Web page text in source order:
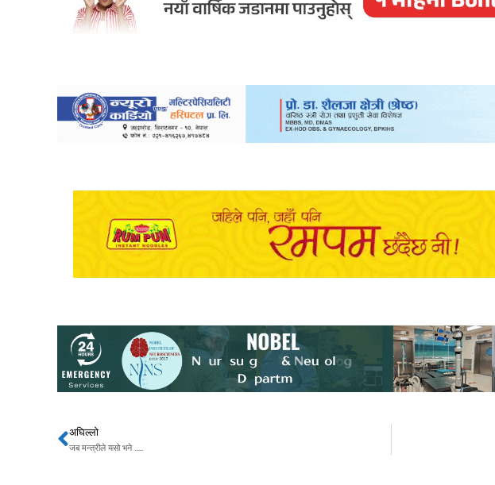
Prev
अघिल्लो
जब मन्त्रीले यसो भने …..